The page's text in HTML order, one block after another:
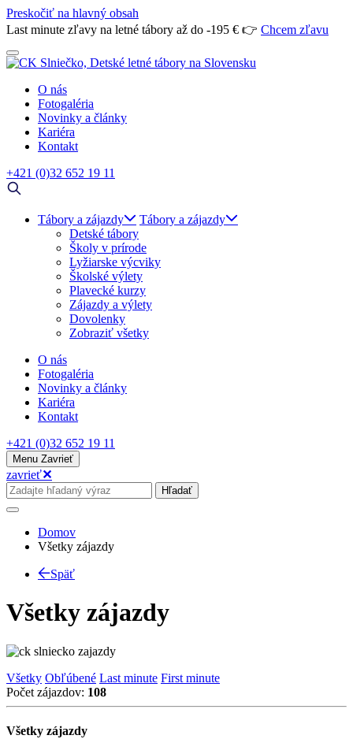
Preskočiť na hlavný obsah
Last minute zľavy na letné tábory až do -195 € 👉 Chcem zľavu
O nás
Fotogaléria
Novinky a články
Kariéra
Kontakt
+421 (0)32 652 19 11
Tábory a zájazdy
Tábory a zájazdy
Detské tábory
Školy v prírode
Lyžiarske výcviky
Školské výlety
Plavecké kurzy
Zájazdy a výlety
Dovolenky
Zobraziť všetky
O nás
Fotogaléria
Novinky a články
Kariéra
Kontakt
+421 (0)32 652 19 11
Menu Zavrieť
zavrieť✕
Hľadať
Domov
Všetky zájazdy
Späť
Všetky zájazdy
Všetky Obľúbené Last minute First minute
Počet zájazdov: 108
Všetky zájazdy